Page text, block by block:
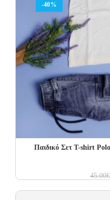
-40%
Παιδικό Σετ Τ-shirt
45.00€